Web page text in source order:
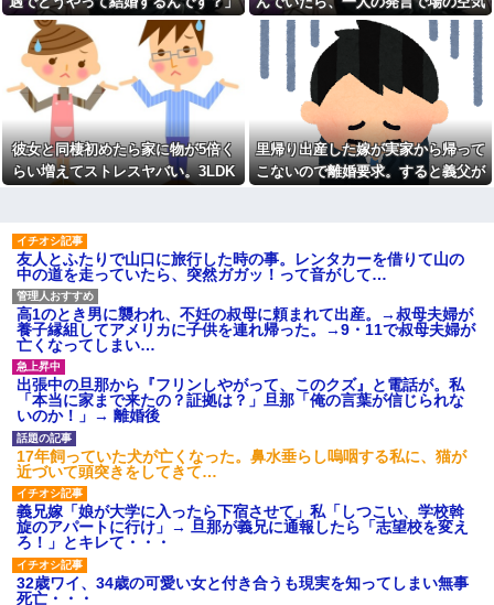
ない
有吉「『俺テレビ見ない』っ
て言う奴おかしいだろ。団子屋
で『団子食べない』って言う
か？」
【衝撃画像】中学生「先生！
水泳で水着になるのイヤで
す！」先生「分かった」→結果
まさかの『こう』なってしまうw
w w w w w w
【速報】ワイ、嫁とのセッ■ス
ケット斉藤慎二被告に懲役7年の
求刑←これ…
自杀殳するための道中で露出
狂に出会った。自分でもよく分
からないけどソイツの腕をしっ
かり掴んで境遇を泣きながら話
した。すると露出狂は…
【肥満】 103キロで彼氏にフ
ラれた女の末路が悲惨すぎるｗ
ｗｗｗ
義両親「空き家になるし住ん
でいいよ」私たち「じゃあお言
葉に甘えて…」→引っ越した途
端、予想外の出来事が待ってい
て…
ハードオフに売っていた4万
4000円のフィギュアがヤバすぎ
るｗｗｗｗｗｗ「こんな高い
の？ｗｗ」「逆に超安い」
私「ちょっと、人の家の金庫
触らないでよ！」キチママ『そ
こに金庫があったから、開けて
うんだけど何度言っても旦那が
自分の食べた食器を水につけて
おいてくれない。「あっ忘れて
た」って言いながら何回も繰り
返す
同性から見て魅力のない女性
女「赤ちゃん抱っこしてみま
すか～？w」ワイ（やめろおおお
おおおおおおおおおおお）
【画像】このボケて、破壊力
ありすぎてクッソワロタｗｗｗ
事になってた
旦那の同僚女が旦那の元カ
仕事してて遅くまで残業したり
二人で出張に行ったり。なんで
休んだ翌日、先輩パートに申
し送りあるかと確認したらいき
なりキレられた。このパートの
【速報】専門家「イオンモー
ル熊本の爆心地に”こんなも
主な税金の成り立ちを調べて
みたよ
→飲み会で本音を返したら場が静ま
り返って…
が凍りついた。その理由とは…
彼女と同棲初めたら家に物が5倍く
らい増えてストレスヤバい。3LDK
里帰り出産した嫁が実家から帰って
こないので離婚要求。すると義父が
友人とふたりで山口に旅行した時の事。レンタカーを借りて山の
中の道を走っていたら、突然ガガッ！って音がして…
高1のとき男に襲われ、不妊の叔母に頼まれて出産。→叔母夫婦が
養子縁組してアメリカに子供を連れ帰った。→9・11で叔母夫婦が
亡くなってしまい…
出張中の旦那から『フリンしやがって、このクズ』と電話が。私
「本当に家まで来たの？証拠は？」旦那「俺の言葉が信じられな
いのか！」→ 離婚後
17年飼っていた犬が亡くなった。鼻水垂らし嗚咽する私に、猫が
近づいて頭突きをしてきて…
義兄嫁「娘が大学に入ったら下宿させて」私「しつこい、学校斡
旋のアパートに行け」→ 旦那が義兄に通報したら「志望校を変え
ろ！」とキレて・・・
32歳ワイ、34歳の可愛い女と付き合うも現実を知ってしまい無事
死亡・・・